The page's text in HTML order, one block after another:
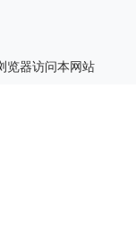
览器访问本网站